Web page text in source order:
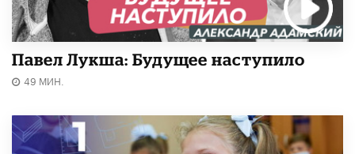
Павел Лукша: Будущее наступило
49 МИН.